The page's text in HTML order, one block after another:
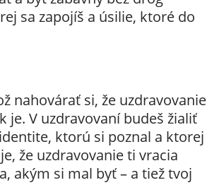
sa zapojíš a úsilie, ktoré do
nahovárať si, že uzdravovanie
je. V uzdravovaní budeš žialiť
ktorú si poznal a ktorej
že uzdravovanie ti vracia
akým si mal byť – a tiež tvoj